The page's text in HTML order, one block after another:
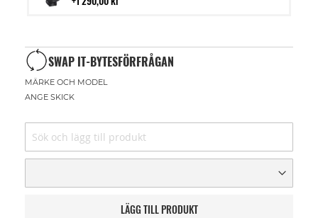
SWAP IT-BYTESFÖRFRÅGAN
MÄRKE OCH MODEL
ANGE SKICK
LÄGG TILL PRODUKT